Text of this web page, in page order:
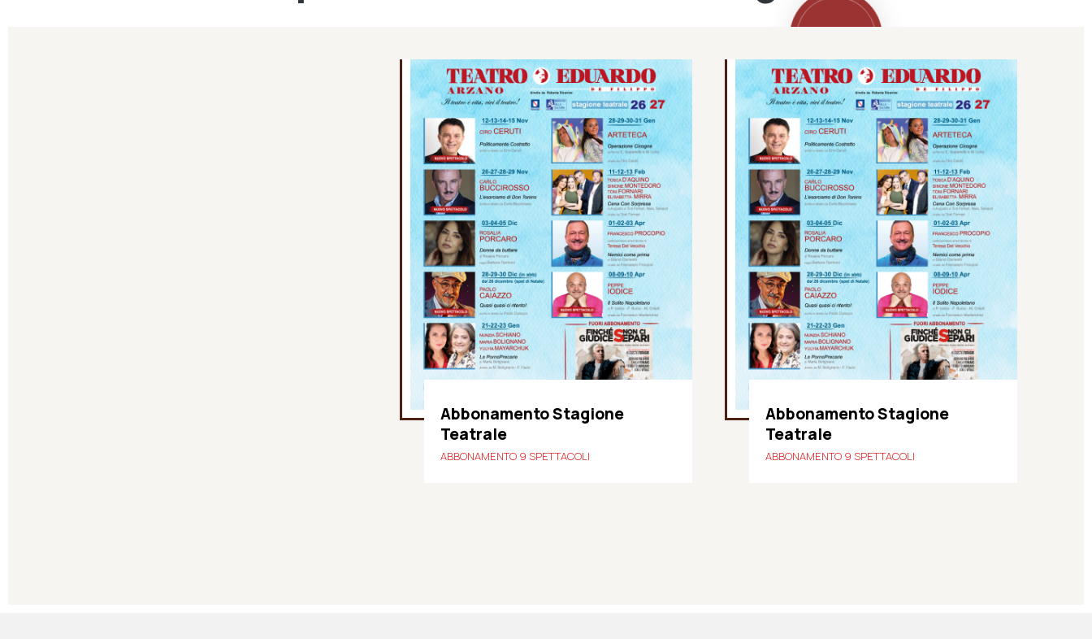
Abbonamento Stagione
Teatrale
ABBONAMENTO 9 SPETTACOLI
Abbonamento Stagione
Teatrale
ABBONAMENTO 9 SPETTACOLI